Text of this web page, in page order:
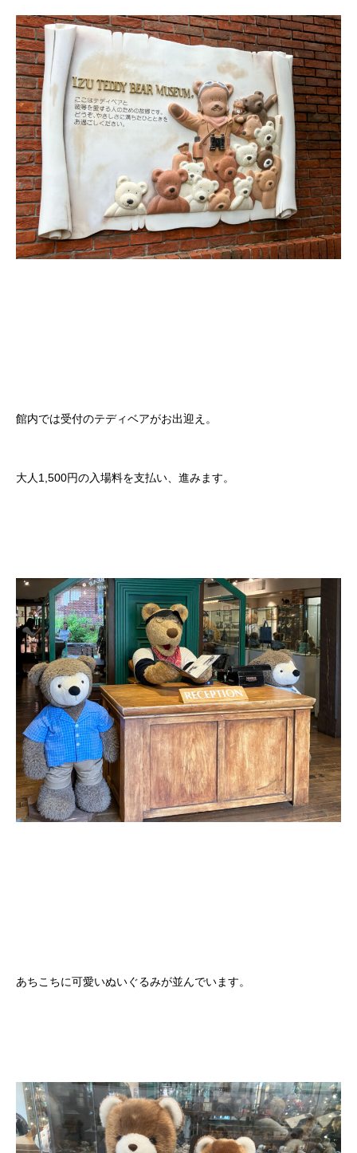
館内では受付のテディベアがお出迎え。
大人1,500円の入場料を支払い、進みます。
あちこちに可愛いぬいぐるみが並んでいます。